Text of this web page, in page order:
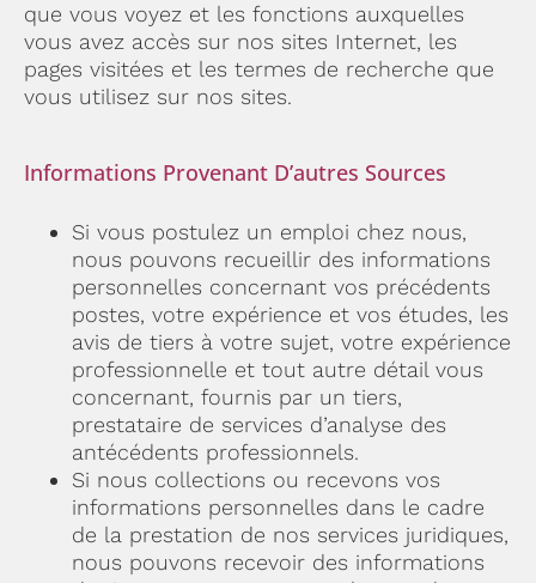
que vous voyez et les fonctions auxquelles
vous avez accès sur nos sites Internet, les
pages visitées et les termes de recherche que
vous utilisez sur nos sites.
Informations Provenant D’autres Sources
Si vous postulez un emploi chez nous,
nous pouvons recueillir des informations
personnelles concernant vos précédents
postes, votre expérience et vos études, les
avis de tiers à votre sujet, votre expérience
professionnelle et tout autre détail vous
concernant, fournis par un tiers,
prestataire de services d’analyse des
antécédents professionnels.
Si nous collections ou recevons vos
informations personnelles dans le cadre
de la prestation de nos services juridiques,
nous pouvons recevoir des informations